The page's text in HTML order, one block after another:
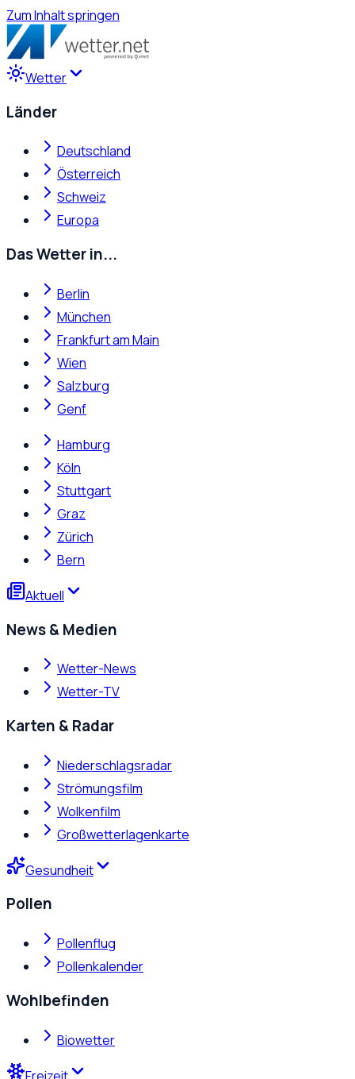
Zum Inhalt springen
Wetter
Länder
Deutschland
Österreich
Schweiz
Europa
Das Wetter in...
Berlin
München
Frankfurt am Main
Wien
Salzburg
Genf
Hamburg
Köln
Stuttgart
Graz
Zürich
Bern
Aktuell
News & Medien
Wetter-News
Wetter-TV
Karten & Radar
Niederschlagsradar
Strömungsfilm
Wolkenfilm
Großwetterlagenkarte
Gesundheit
Pollen
Pollenflug
Pollenkalender
Wohlbefinden
Biowetter